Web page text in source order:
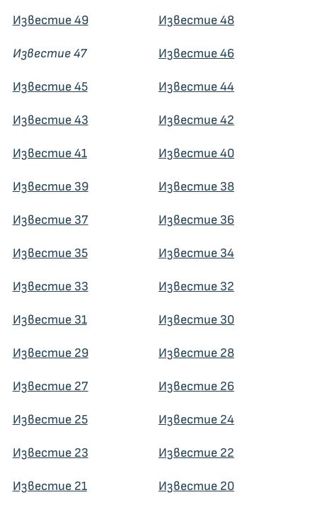
Известие 49 Известие 48
Известие 47 Известие 46
Известие 45 Известие 44
Известие 43 Известие 42
Известие 41 Известие 40
Известие 39 Известие 38
Известие 37 Известие 36
Известие 35 Известие 34
Известие 33 Известие 32
Известие 31 Известие 30
Известие 29 Известие 28
Известие 27 Известие 26
Известие 25 Известие 24
Известие 23 Известие 22
Известие 21 Известие 20